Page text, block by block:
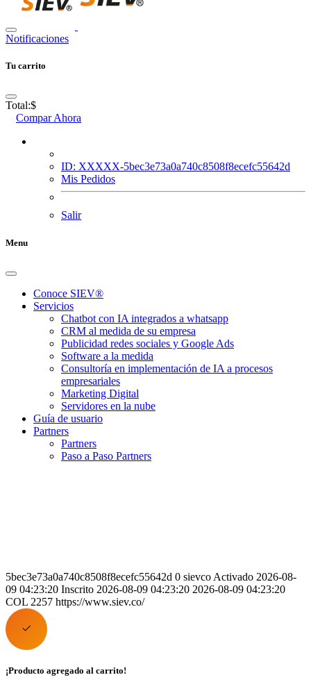
Notificaciones
Tu carrito
Total:$
Compar Ahora
ID: XXXXX-5bec3e73a0a740c8508f8ecefc55642d
Mis Pedidos
Salir
Menu
Conoce SIEV®
Servicios
Chatbot con IA integrados a whatsapp
CRM al medida de su empresa
Publicidad redes sociales y Google Ads
Software a la medida
Consultoría en implementación de IA a procesos
empresariales
Marketing Digital
Servidores en la nube
Guía de usuario
Partners
Partners
Paso a Paso Partners
5bec3e73a0a740c8508f8ecefc55642d 0 sievco Activado 2026-08-
09 04:23:20 Inscrito 2026-08-09 04:23:20 2026-08-09 04:23:20
COL 2257 https://www.siev.co/
¡Producto agregado al carrito!